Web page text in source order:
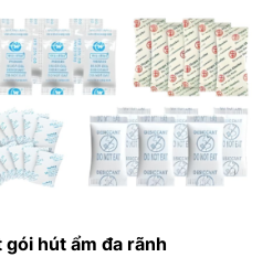
hút ẩm đa rãnh